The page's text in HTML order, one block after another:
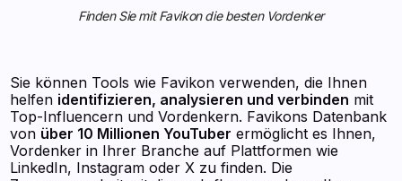
Finden Sie mit Favikon die besten Vordenker
Sie können Tools wie Favikon verwenden, die Ihnen
helfen identifizieren, analysieren und verbinden mit
Top-Influencern und Vordenkern. Favikons Datenbank
von über 10 Millionen YouTuber ermöglicht es Ihnen,
Vordenker in Ihrer Branche auf Plattformen wie
LinkedIn, Instagram oder X zu finden. Die